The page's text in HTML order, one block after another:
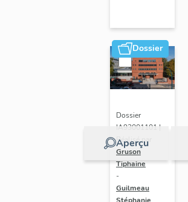
Dossier
Aperçu
Dossier
IA93001101 |
Réalisé par
Gruson
Tiphaine
-
Guilmeau
Stéphanie